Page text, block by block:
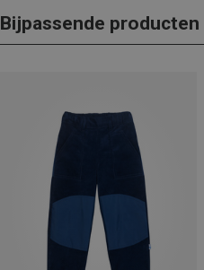
Bijpassende producten